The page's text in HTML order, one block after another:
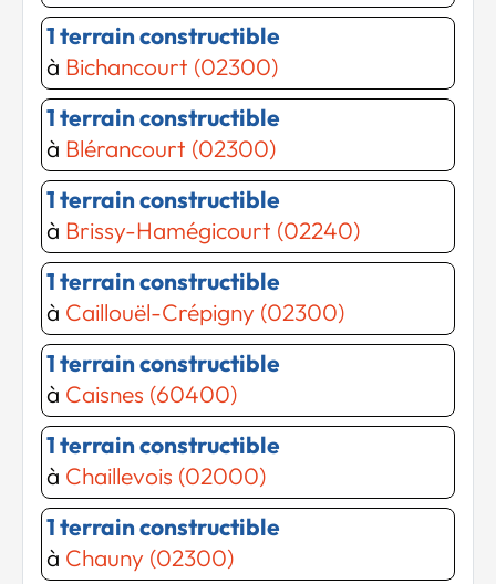
Chargement...
Chargement...
1 terrain constructible
à Bichancourt (02300)
1 terrain constructible
à Blérancourt (02300)
1 terrain constructible
à Brissy-Hamégicourt (02240)
1 terrain constructible
à Caillouël-Crépigny (02300)
1 terrain constructible
à Caisnes (60400)
1 terrain constructible
à Chaillevois (02000)
1 terrain constructible
à Chauny (02300)